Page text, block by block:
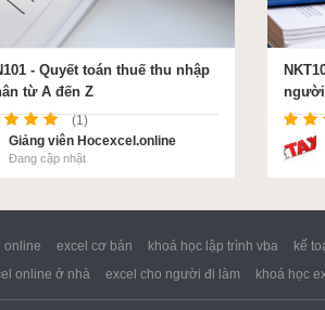
Power BI
- Quyết toán thuế thu nhập
từ A đến Z
(1)
Giảng viên Hocexcel.online
Đang cập nhật
online excel cơ bản khoá học lập trình vba kế
online ở nhà
excel cho người đi làm khoá học